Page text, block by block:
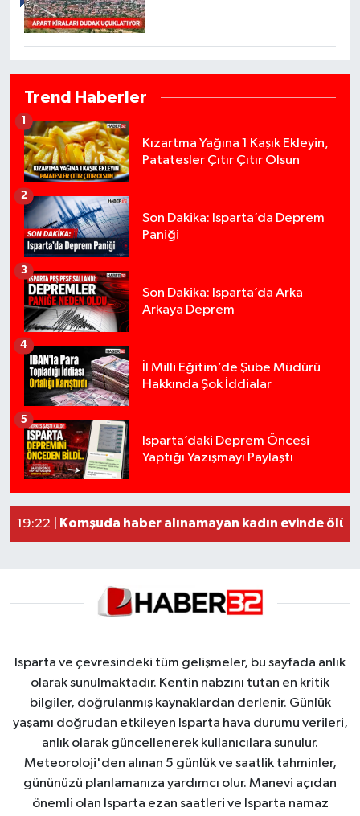
Trend Haberler
Kızartma Yağına 1 Kaşık Ekleyin,
Patatesler Çıtır Çıtır Olsun
1
Son Dakika: Isparta’da Deprem
Paniği
2
Son Dakika: Isparta’da Arka
Arkaya Deprem
3
İl Milli Eğitim’de Şube Müdürü
Hakkında Şok İddialar
4
Isparta’daki Deprem Öncesi
Yaptığı Yazışmayı Paylaştı
5
12:48 |Tur teknesi çalışanlarının birbirine girdiği
02:26 |MOTOSİKLETLE ÇARPIŞAN OTOMOBİL GÜL
20:12 |Alzheimer Hastası Adamdan Saatlerdir Haber
13:00 |
Yığılca'da kardeşler arasındaki silahlı
Isparta ve çevresindeki tüm gelişmeler, bu sayfada anlık
olarak sunulmaktadır. Kentin nabzını tutan en kritik
bilgiler, doğrulanmış kaynaklardan derlenir. Günlük
yaşamı doğrudan etkileyen Isparta hava durumu verileri,
anlık olarak güncellenerek kullanıcılara sunulur.
Meteoroloji'den alınan 5 günlük ve saatlik tahminler,
gününüzü planlamanıza yardımcı olur. Manevi açıdan
önemli olan Isparta ezan saatleri ve Isparta namaz